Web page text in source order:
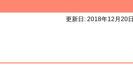
更新日: 2018年12月20日